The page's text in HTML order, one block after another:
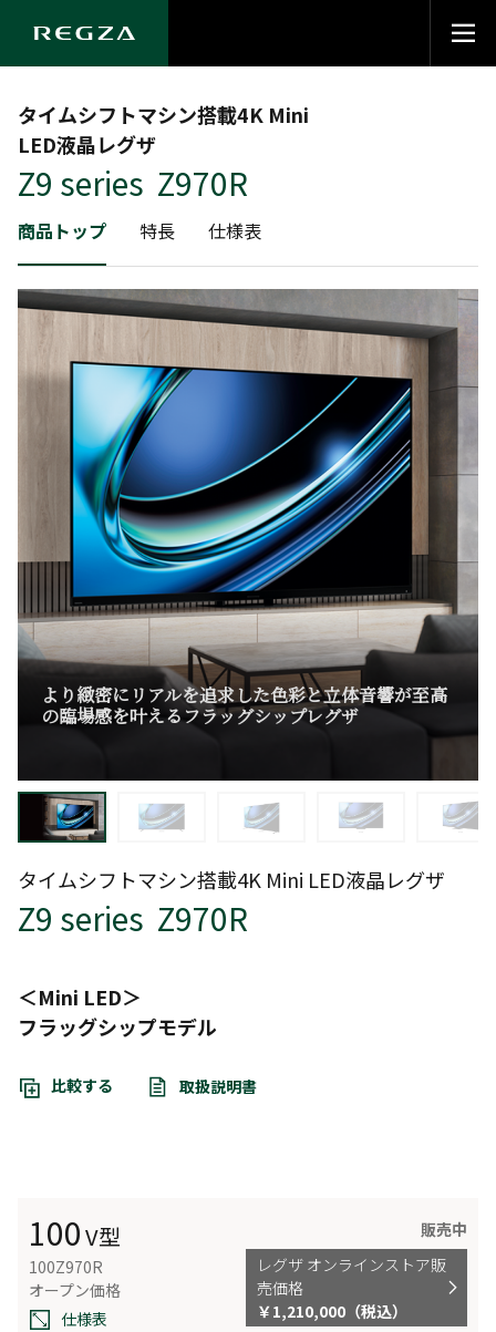
タイムシフトマシン搭載4K Mini
LED液晶レグザ
Z9 series Z970R
商品トップ 特長 仕様表
より緻密にリアルを追求した色彩と立体音響が至高
の臨場感を叶えるフラッグシップレグザ
タイムシフトマシン搭載4K Mini LED液晶レグザ
Z9 series Z970R
＜Mini LED＞
フラッグシップモデル
比較する 取扱説明書
100V型
100Z970R
仕様表
オープン価格
販売中
レグザ オンラインストア販
売価格
￥1,210,000（税込）